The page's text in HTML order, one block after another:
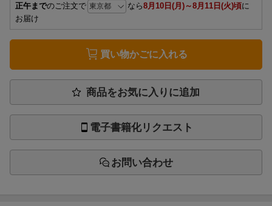
正午までのご注文で なら8月10日(月)～8月11日(火)頃に
お届け
買い物かごに入れる
商品をお気に入りに追加
電子書籍化リクエスト
お問い合わせ